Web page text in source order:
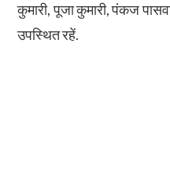
कुमारी, पूजा कुमारी, पंकज
उपस्थित रहें.